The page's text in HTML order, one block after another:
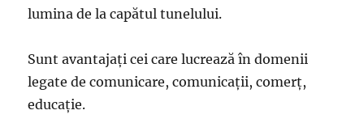
lumina de la capătul tunelului.
Sunt avantajaţi cei care lucrează în domenii
legate de comunicare, comunicaţii, comerţ,
educaţie.